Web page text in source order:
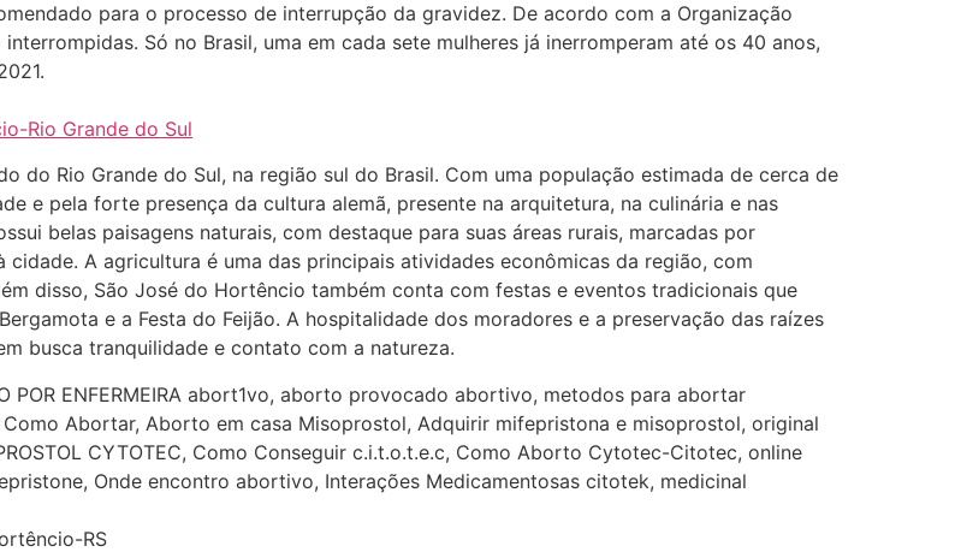
para o processo de interrupção da gravidez. De acordo com a Organização
Só no Brasil, uma em cada sete mulheres já inerromperam até os 40 anos,
Rio Grande do Sul
do Rio Grande do Sul, na região sul do Brasil. Com uma população estimada de cerca de
e pela forte presença da cultura alemã, presente na arquitetura, na culinária e nas
belas paisagens naturais, com destaque para suas áreas rurais, marcadas por
A agricultura é uma das principais atividades econômicas da região, com
disso, São José do Hortêncio também conta com festas e eventos tradicionais que
e a Festa do Feijão. A hospitalidade dos moradores e a preservação das raízes
busca tranquilidade e contato com a natureza.
POR ENFERMEIRA abort1vo, aborto provocado abortivo, metodos para abortar
Abortar, Aborto em casa Misoprostol, Adquirir mifepristona e misoprostol, original
CYTOTEC, Como Conseguir c.i.t.o.t.e.c, Como Aborto Cytotec-Citotec, online
Onde encontro abortivo, Interações Medicamentosas citotek, medicinal
RS
http://www.proaborto.com)
Mulheres vocês sabem dizer
transparente, se é normal ?
22/05/2026 17:10:05
(879121**** em
http://www.proaborto.com)
22/05/2026 17:19:15
(879121**** em
http://www.proaborto.com)